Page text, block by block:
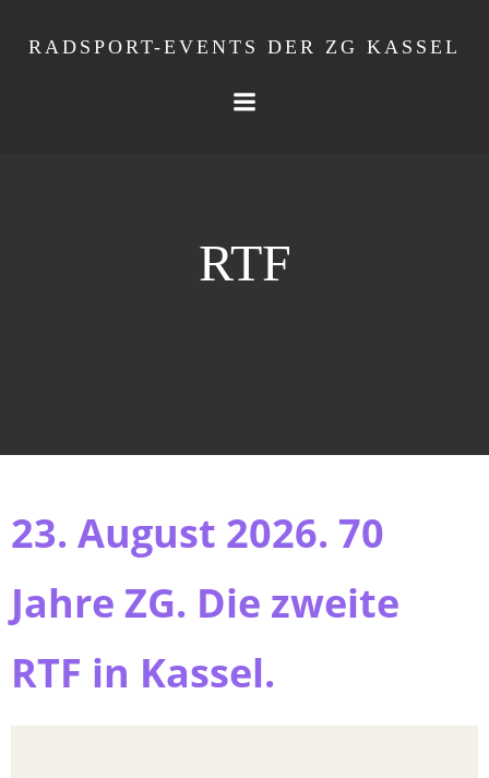
zum
RADSPORT-EVENTS DER ZG KASSEL
RTF
23. August 2026. 70
Jahre ZG. Die zweite
RTF in Kassel.